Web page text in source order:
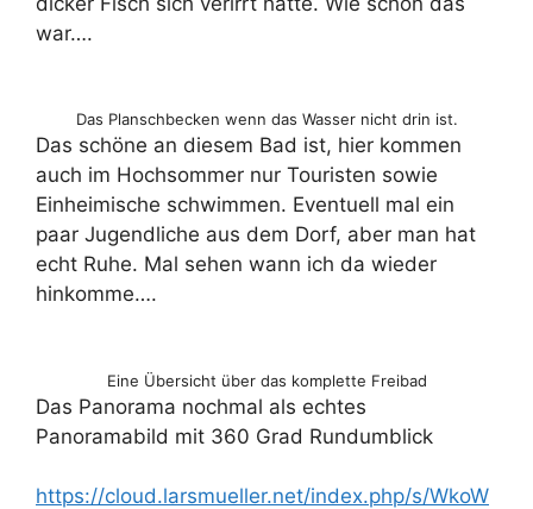
war….
Das Planschbecken wenn das Wasser nicht drin ist.
Das schöne an diesem Bad ist, hier kommen
auch im Hochsommer nur Touristen sowie
Einheimische schwimmen. Eventuell mal ein
paar Jugendliche aus dem Dorf, aber man hat
echt Ruhe. Mal sehen wann ich da wieder
hinkomme….
Eine Übersicht über das komplette Freibad
Das Panorama nochmal als echtes
Panoramabild mit 360 Grad Rundumblick
https://cloud.larsmueller.net/index.php/s/WkoW